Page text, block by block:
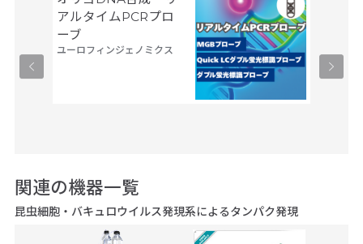
アルタイムPCRプロ
ーブ
ユーロフィンジェノミクス
関連の機器一覧
昆虫細胞・バキュロウイルス発現系によるタンパク発現